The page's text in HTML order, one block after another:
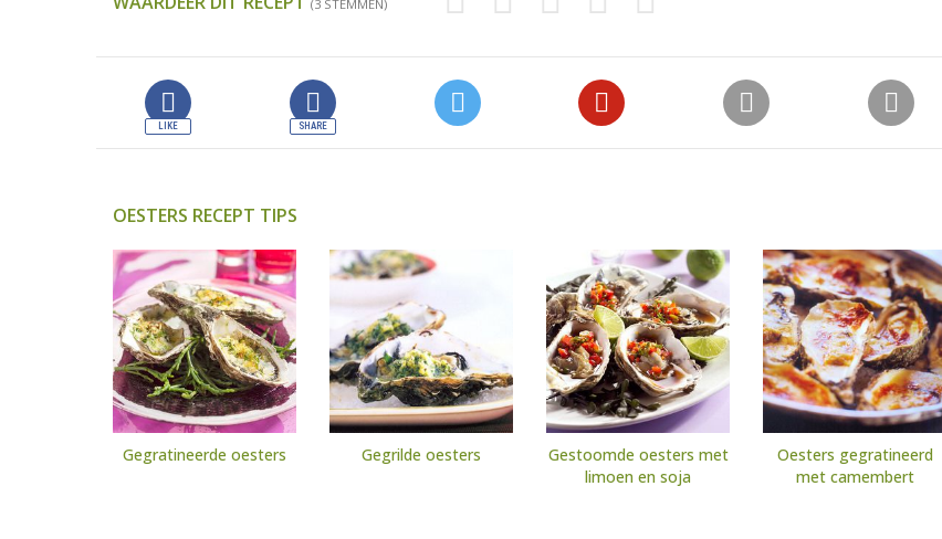
(3 STEMMEN)
OESTERS RECEPT TIPS
Gegratineerde oesters Gegrilde oesters
Gestoomde oesters met
limoen en soja
Oesters gegratineerd
met camembert